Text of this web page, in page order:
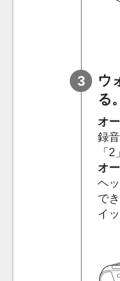
ウ
る。
オ
録
「
オ
ヘ
で
イ